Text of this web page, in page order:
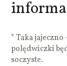
* Taka
polędwiczki
soczyste.